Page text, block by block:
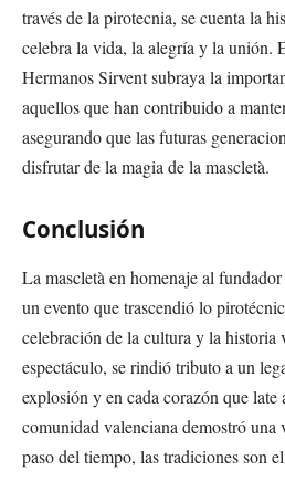
través de la pirotecnia, se cuenta la
celebra la vida, la alegría y la unión.
Hermanos Sirvent subraya la
aquellos que han contribuido a
asegurando que las futuras
disfrutar de la magia de la mascletà.
Conclusión
La mascletà en homenaje al
un evento que trascendió lo
celebración de la cultura y la historia
espectáculo, se rindió tributo a un
explosión y en cada corazón que
comunidad valenciana demostró una
paso del tiempo, las tradiciones son